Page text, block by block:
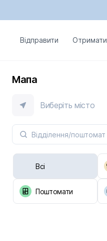
Відправити Отримати
Мапа
Виберіть місто
Всі
Поштомати